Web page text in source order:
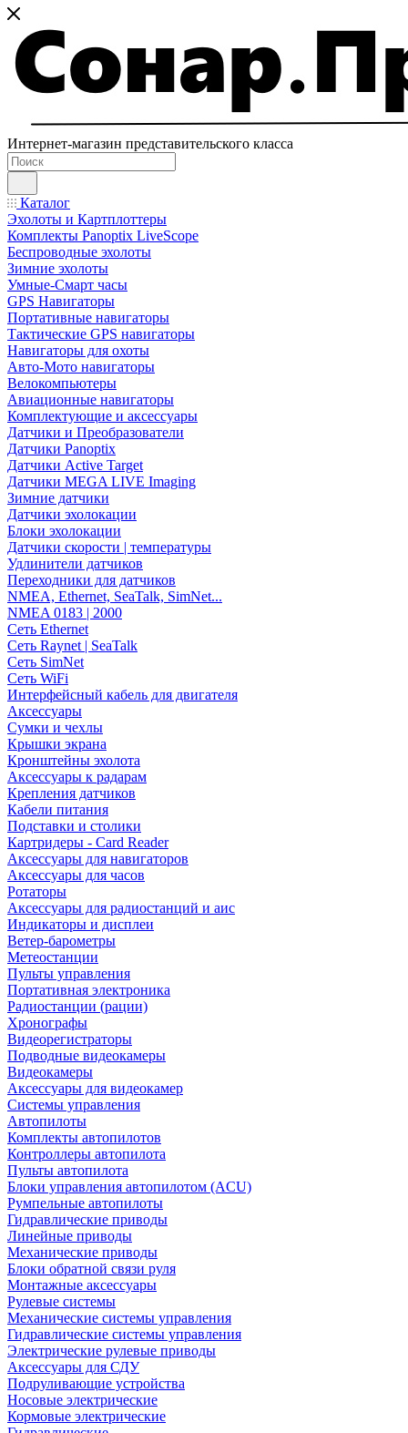
Интернет-магазин представительского класса
Каталог
Эхолоты и Картплоттеры
Комплекты Panoptix LiveScope
Беспроводные эхолоты
Зимние эхолоты
Умные-Смарт часы
GPS Навигаторы
Портативные навигаторы
Тактические GPS навигаторы
Навигаторы для охоты
Авто-Мото навигаторы
Велокомпьютеры
Авиационные навигаторы
Комплектующие и аксессуары
Датчики и Преобразователи
Датчики Panoptix
Датчики Active Target
Датчики MEGA LIVE Imaging
Зимние датчики
Датчики эхолокации
Блоки эхолокации
Датчики скорости | температуры
Удлинители датчиков
Переходники для датчиков
NMEA, Ethernet, SeaTalk, SimNet...
NMEA 0183 | 2000
Сеть Ethernet
Сеть Raynet | SeaTalk
Сеть SimNet
Сеть WiFi
Интерфейсный кабель для двигателя
Аксессуары
Сумки и чехлы
Крышки экрана
Кронштейны эхолота
Аксессуары к радарам
Крепления датчиков
Кабели питания
Подставки и столики
Картридеры - Card Reader
Аксессуары для навигаторов
Аксессуары для часов
Ротаторы
Аксессуары для радиостанций и аис
Индикаторы и дисплеи
Ветер-барометры
Метеостанции
Пульты управления
Портативная электроника
Радиостанции (рации)
Хронографы
Видеорегистраторы
Подводные видеокамеры
Видеокамеры
Аксессуары для видеокамер
Системы управления
Автопилоты
Комплекты автопилотов
Контроллеры автопилота
Пульты автопилота
Блоки управления автопилотом (ACU)
Румпельные автопилоты
Гидравлические приводы
Линейные приводы
Механические приводы
Блоки обратной связи руля
Монтажные аксессуары
Рулевые системы
Механические системы управления
Гидравлические системы управления
Электрические рулевые приводы
Аксессуары для СДУ
Подруливающие устройства
Носовые электрические
Кормовые электрические